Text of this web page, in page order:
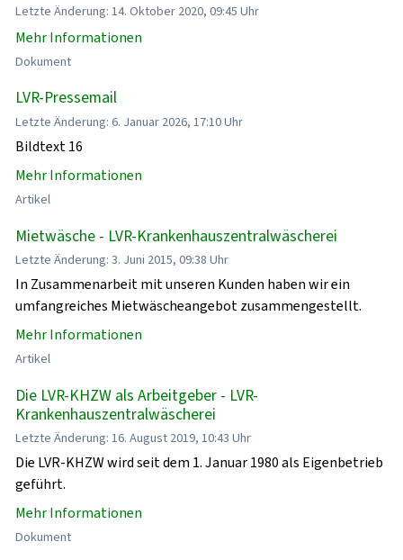
Letzte Änderung: 14. Oktober 2020, 09:45 Uhr
Mehr Informationen
Dokument
LVR-Pressemail
Letzte Änderung: 6. Januar 2026, 17:10 Uhr
Bildtext 16
Mehr Informationen
Artikel
Mietwäsche - LVR-Krankenhauszentralwäscherei
Letzte Änderung: 3. Juni 2015, 09:38 Uhr
In Zusammenarbeit mit unseren Kunden haben wir ein
umfangreiches Mietwäscheangebot zusammengestellt.
Mehr Informationen
Artikel
Die LVR-KHZW als Arbeitgeber - LVR-
Krankenhauszentralwäscherei
Letzte Änderung: 16. August 2019, 10:43 Uhr
Die LVR-KHZW wird seit dem 1. Januar 1980 als Eigenbetrieb
geführt.
Mehr Informationen
Dokument